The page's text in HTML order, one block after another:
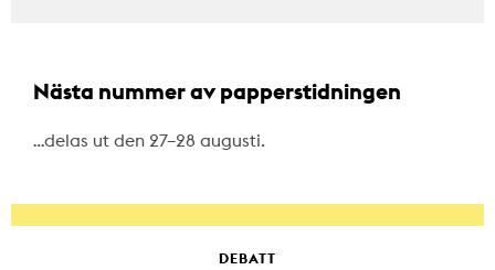
Nästa nummer av papperstidningen
…delas ut den 27–28 augusti.
DEBATT